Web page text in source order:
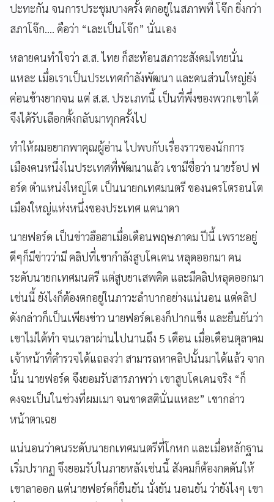
ปะทะกัน จนการประชุมบางครั้ง ตกอยู่ในสภาพที่ โจ๊ก ยิ่งกว่า
สภาโจ๊ก.... คือว่า “เละเป็นโจ๊ก” นั่นเอง
หลายคนทำใจว่า ส.ส. ไทย ก็สะท้อนสภาวะสังคมไทยนั่น
แหละ เมื่อเราเป็นประเทศกำลังพัฒนา และคนส่วนใหญ่ยัง
ค่อนข้างยากจน แต่ ส.ส. ประเภทนี้ เป็นที่พึ่งของพวกเขาได้
จึงได้รับเลือกตั้งกลับมาทุกครั้งไป
ทำให้ผมอยากพาคุณผู้อ่าน ไปพบกับเรื่องราวของนักการ
เมืองคนหนึ่งในประเทศที่พัฒนาแล้ว เขามีชื่อว่า นายร้อป ฟ
อร์ด ตำแหน่งใหญ่โต เป็นนายกเทศมนตรี ของนครโตรอนโต
เมืองใหญ่แห่งหนึ่งของประเทศ แคนาดา
นายฟอร์ด เป็นข่าวฮือฮาเมื่อเดือนพฤษภาคม ปีนี้ เพราะอยู่
ดีๆก็มีข่าวว่ามี คลิปที่เขากำลังสูบโคเคน หลุดออกมา คน
ระดับนายกเทศมนตรี แต่สูบยาเสพติด และมีคลิปหลุดออกมา
เช่นนี้ ยังไงก็ต้องตกอยู่ในภาวะลำบากอย่างแน่นอน แต่คลิป
ดังกล่าวก็เป็นเพียงข่าว นายฟอร์ดเองก็ปากแข็ง และยืนยันว่า
เขาไม่ได้ทำ จนเวลาผ่านไปนานถึง 5 เดือน เมื่อเดือนตุลาคม
เจ้าหน้าที่ตำรวจได้แถลงว่า สามารถหาคลิปนั้นมาได้แล้ว จาก
นั้น นายฟอร์ด จึงยอมรับสารภาพว่า เขาสูบโคเคนจริง “ก็
คงจะเป็นในช่วงที่ผมเมา จนขาดสตินั่นแหละ” เขากล่าว
หน้าตาเฉย
แน่นอนว่าคนระดับนายกเทศมนตรีที่โกหก และเมื่อหลักฐาน
เริ่มปรากฏ จึงยอมรับในภายหลังเช่นนี้ สังคมก็ต้องกดดันให้
เขาลาออก แต่นายฟอร์ดก็ยืนยัน นั่งยัน นอนยัน ว่ายังไงๆ เขา